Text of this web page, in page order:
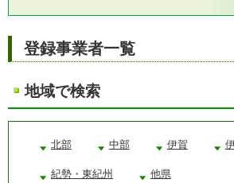
登録事業者一覧
地域で検索
北部 中部 伊賀
紀勢・東紀州 他県